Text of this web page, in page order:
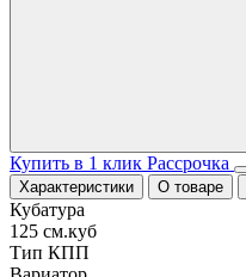
Купить в 1 клик Рассрочка
Характеристики О товаре
Кубатура
125 см.куб
Тип КПП